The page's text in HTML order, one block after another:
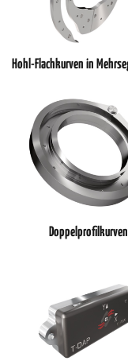
Doppelprofilkurven